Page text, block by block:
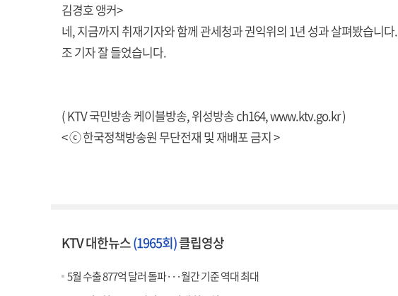
김경호 앵커>
네, 지금까지 취재기자와 함께 관세청과 권익위의 1년 성과 살펴봤습니다.
조 기자 잘 들었습니다.
( KTV 국민방송 케이블방송, 위성방송 ch164,www.ktv.go.kr)
< ⓒ 한국정책방송원 무단전재 및 재배포 금지 >
KTV 대한뉴스(1965회)클립영상
5월 수출 877억 달러 돌파···월간 기준 역대 최대